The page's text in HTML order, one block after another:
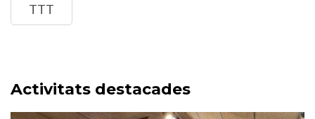
TTT
Activitats destacades